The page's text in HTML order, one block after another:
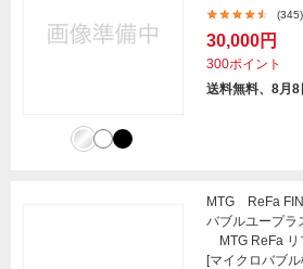
(345)
30,000円
300ポイント
送料無料、8月8
MTG ReFa
バブルユープ
MTG ReFa リ
[マイクロバブ